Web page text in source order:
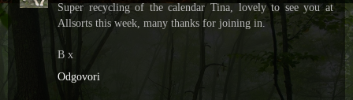
Super recycling of the calendar Tina, lovely to see you at
Allsorts this week, many thanks for joining in.
B x
Odgovori